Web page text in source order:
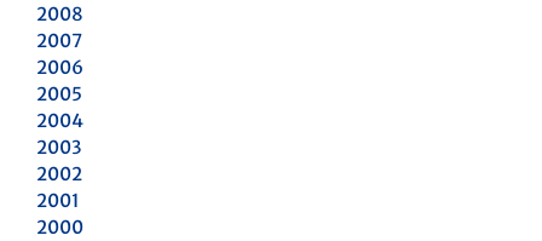
2008
2007
2006
2005
2004
2003
2002
2001
2000